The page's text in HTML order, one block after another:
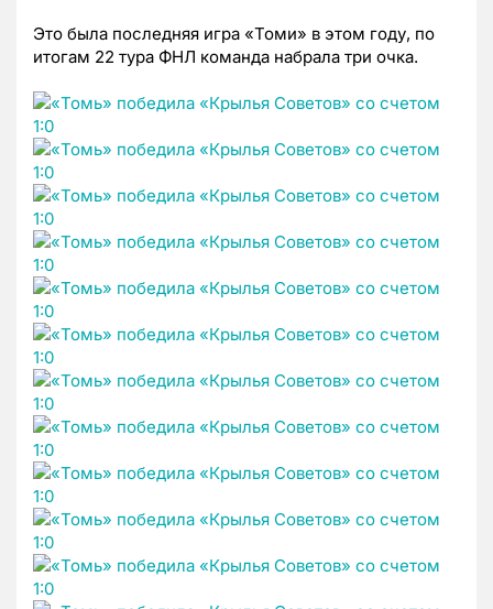
Это была последняя игра «Томи» в этом году, по
итогам 22 тура ФНЛ команда набрала три очка.